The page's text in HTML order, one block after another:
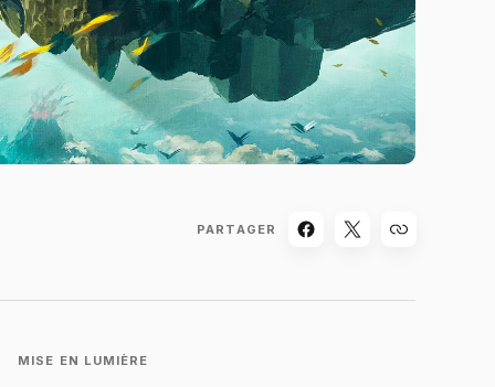
PARTAGER
MISE EN LUMIÈRE